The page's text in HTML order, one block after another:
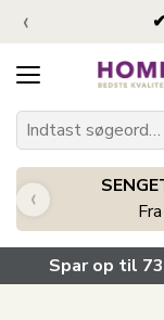
‹
‹
Spar op til